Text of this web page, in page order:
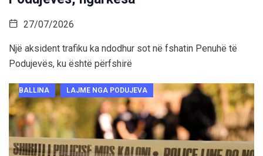
27/07/2026
Një aksident trafiku ka ndodhur sot në fshatin Penuhë të
Podujevës, ku është përfshirë
BALLINA LAJME NGA PODUJEVA